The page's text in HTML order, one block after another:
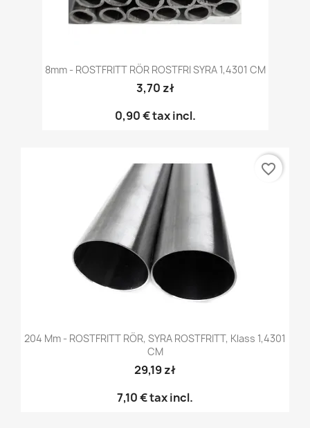
8mm - ROSTFRITT RÖR ROSTFRI SYRA 1,4301 CM
3,70 zł
0,90 €tax incl.
204 Mm - ROSTFRITT RÖR, SYRA ROSTFRITT, Klass 1,4301
CM
29,19 zł
7,10 €tax incl.
favorite_border